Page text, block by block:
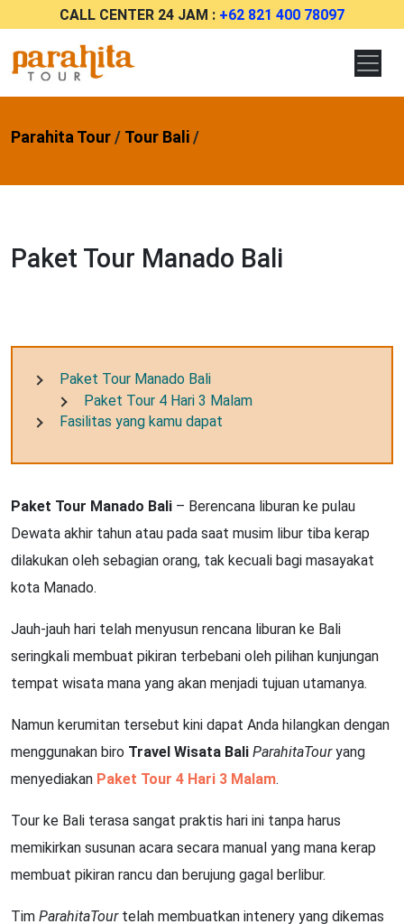
CALL CENTER 24 JAM : +62 821 400 78097
Parahita Tour/ Tour Bali/
Paket Tour Manado Bali
Paket Tour Manado Bali
Paket Tour 4 Hari 3 Malam
Fasilitas yang kamu dapat
Paket Tour Manado Bali – Berencana liburan ke pulau
Dewata akhir tahun atau pada saat musim libur tiba kerap
dilakukan oleh sebagian orang, tak kecuali bagi masayakat
kota Manado.
Jauh-jauh hari telah menyusun rencana liburan ke Bali
seringkali membuat pikiran terbebani oleh pilihan kunjungan
tempat wisata mana yang akan menjadi tujuan utamanya.
Namun kerumitan tersebut kini dapat Anda hilangkan dengan
menggunakan biro Travel Wisata Bali ParahitaTouryang
menyediakan Paket Tour 4 Hari 3 Malam.
Tour ke Bali terasa sangat praktis hari ini tanpa harus
memikirkan susunan acara secara manual yang mana kerap
membuat pikiran rancu dan berujung gagal berlibur.
Tim ParahitaTour telah membuatkan intenery yang dikemas